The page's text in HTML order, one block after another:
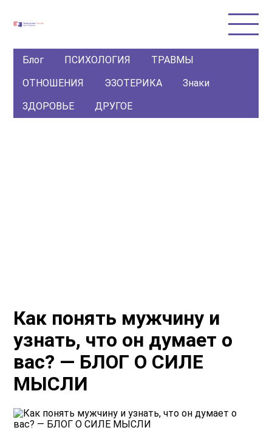
Блог ПСИХОЛОГИЯ
ТРАВМЫ
ОТНОШЕНИЯ
ЭЗОТЕРИКА
Знаки
ЗДОРОВЬЕ
ДРУГОЕ
Как понять мужчину и
узнать, что он думает о
вас? — БЛОГ О СИЛЕ
МЫСЛИ